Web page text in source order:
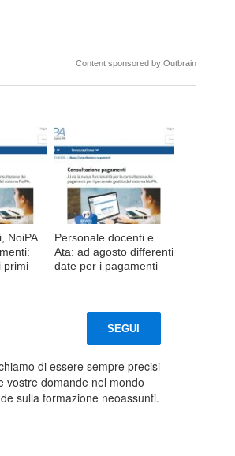
Content sponsored by Outbrain
NoiPA
primi
Personale docenti e
Ata: ad agosto differenti
date per i pagamenti
SEGUI
di essere sempre precisi
vostre domande nel mondo
sulla formazione neoassunti.